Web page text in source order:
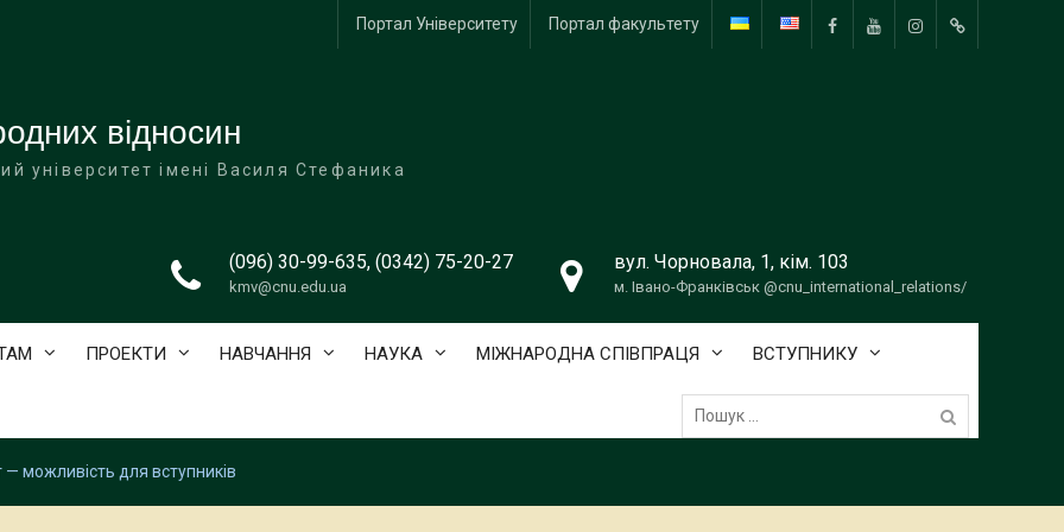
YouTubeInstagramTelegram
Портал Університету Портал факультету
відносин
університет імені Василя Стефаника
(096) 30-99-635, (0342) 75-20-27
kmv@cnu.edu.ua
вул. Чорновала, 1, кім. 103
м. Івано-Франківськ @cnu_international_relations/
ПРОЕКТИ НАВЧАННЯ НАУКА МІЖНАРОДНА СПІВПРАЦЯ ВСТУПНИКУ
Пошук:
можливість для вступників